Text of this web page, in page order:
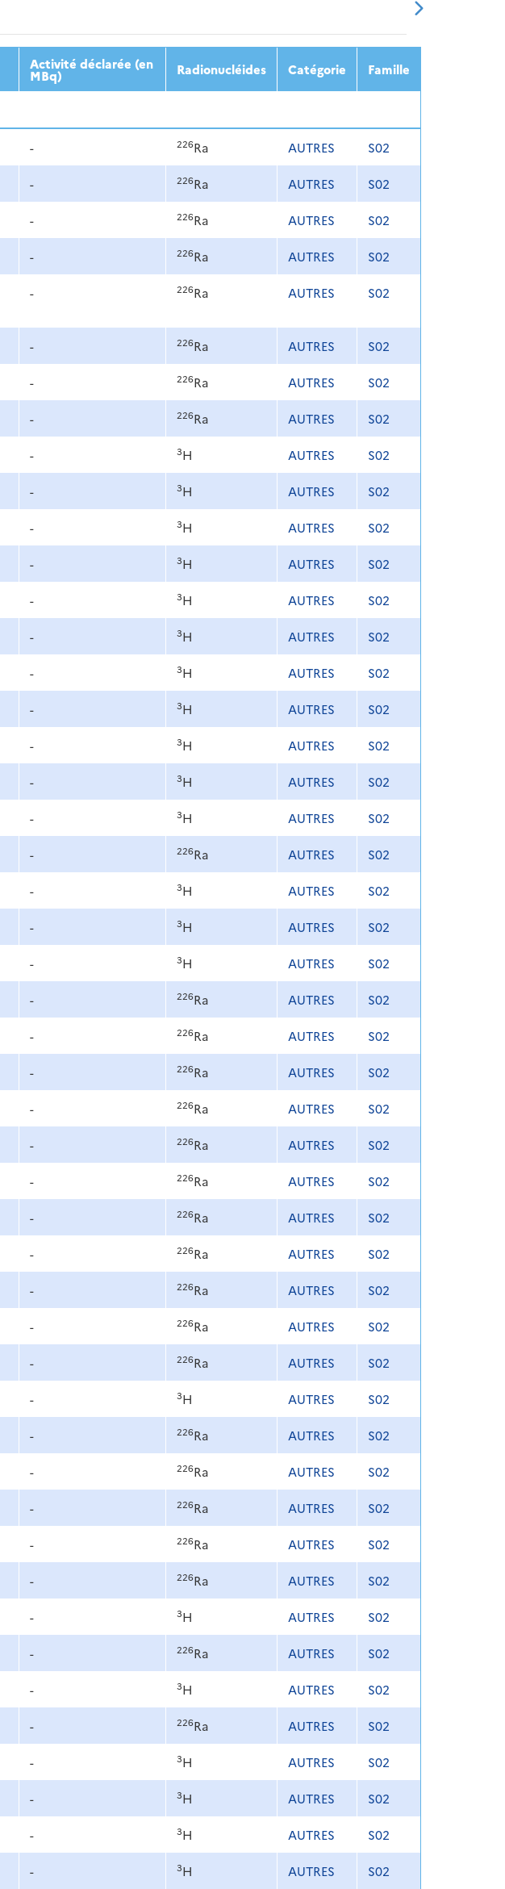
2019 2020 2021 2022 2023
Activité déclarée (en
MBq) Radionucléides Catégorie Famille
- 226Ra AUTRES S02
- 226Ra AUTRES S02
- 226Ra AUTRES S02
- 226Ra AUTRES S02
- 226Ra AUTRES S02
- 226Ra AUTRES S02
- 226Ra AUTRES S02
- 226Ra AUTRES S02
- 3H AUTRES S02
- 3H AUTRES S02
- 3H AUTRES S02
- 3H AUTRES S02
- 3H AUTRES S02
- 3H AUTRES S02
- 3H AUTRES S02
- 3H AUTRES S02
- 3H AUTRES S02
- 3H AUTRES S02
- 3H AUTRES S02
- 226Ra AUTRES S02
- 3H AUTRES S02
- 3H AUTRES S02
- 3H AUTRES S02
- 226Ra AUTRES S02
- 226Ra AUTRES S02
- 226Ra AUTRES S02
- 226Ra AUTRES S02
- 226Ra AUTRES S02
- 226Ra AUTRES S02
- 226Ra AUTRES S02
- 226Ra AUTRES S02
- 226Ra AUTRES S02
- 226Ra AUTRES S02
- 226Ra AUTRES S02
- 3H AUTRES S02
- 226Ra AUTRES S02
- 226Ra AUTRES S02
- 226Ra AUTRES S02
- 226Ra AUTRES S02
- 226Ra AUTRES S02
- 3H AUTRES S02
- 226Ra AUTRES S02
- 3H AUTRES S02
- 226Ra AUTRES S02
- 3H AUTRES S02
- 3H AUTRES S02
- 3H AUTRES S02
- 3H AUTRES S02